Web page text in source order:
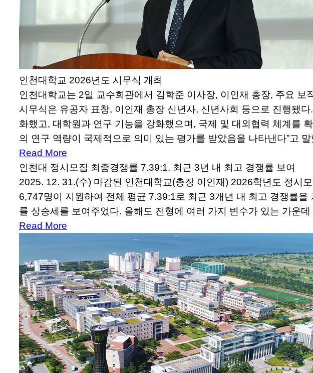
인천대학교 2026년도 시무식 개최
인천대학교는 2일 교수회관에서 김학준 이사장, 이인재 총장, 주요
시무식은 유공자 표창, 이인재 총장 신년사, 신년사회 등으로 진행됐
화했고, 대학원과 연구 기능을 강화했으며, 국제 및 대외협력 체계를
의 연구 역량이 국제적으로 의미 있는 평가를 받았음을 나타낸다”고 말
Read More
인천대 정시모집 최종경쟁률 7.39:1, 최근 3년 내 최고 경쟁률 보여
2025. 12. 31.(수) 마감된 인천대학교(총장 이인재) 2026학년도 정시
6,747명이 지원하여 전체 평균 7.39:1로 최근 3개년 내 최고 경쟁률
률 상승세를 보여주었다. 올해도 전형에 여러 가지 변수가 있는 가운
Read More